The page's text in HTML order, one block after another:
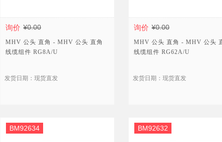
询价 ¥0.00
MHV 公头 直角 - MHV 公头 直角
线缆组件 RG8A/U
发货日期：现货直发
询价 ¥0.00
MHV 公头 直角 - MHV 公头
线缆组件 RG62A/U
发货日期：现货直发
BM92634 BM92632